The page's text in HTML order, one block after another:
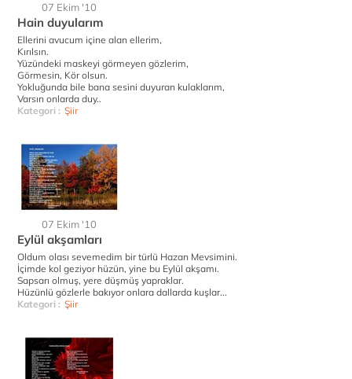
07 Ekim '10
Hain duyularım
Ellerini avucum içine alan ellerim,
Kırılsın.
Yüzündeki maskeyi görmeyen gözlerim,
Görmesin, Kör olsun.
Yokluğunda bile bana sesini duyuran kulaklarım,
Varsın onlarda duy..
Kategori : Şiir
07 Ekim '10
Eylül akşamları
Oldum olası sevemedim bir türlü Hazan Mevsimini.
İçimde kol geziyor hüzün, yine bu Eylül akşamı.
Sapsarı olmuş, yere düşmüş yapraklar.
Hüzünlü gözlerle bakıyor onlara dallarda kuşlar...
Kategori : Şiir